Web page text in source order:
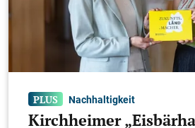
Fabian Latzko (TV
Nachhaltigkeit
Kirchheimer